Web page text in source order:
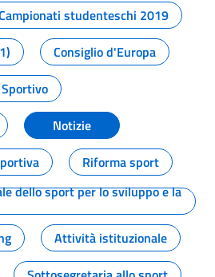
studenteschi 2019
Consiglio d'Europa
Notizie
Riforma sport
dello sport per lo sviluppo e la
Attività istituzionale